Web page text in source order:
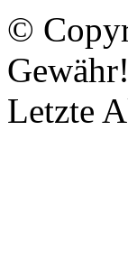
©
Gewähr!
Letzte